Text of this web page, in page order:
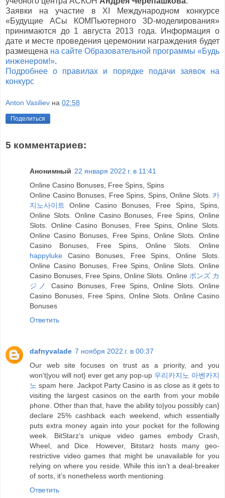
Заявки на участие в XI Международном конкурсе
«Будущие АСы КОМПьютерного 3D-моделирования»
принимаются до 1 августа 2013 года. Информация о
дате и месте проведения церемонии награждения будет
размещена на сайте Образовательной программы «Будь
инженером!».
Подробнее о правилах и порядке подачи заявок на
конкурс
Anton Vasiliev на 02:58
Поделиться
5 комментариев:
Анонимный 22 января 2022 г. в 11:41
Online Casino Bonuses, Free Spins, Spins
Online Casino Bonuses, Free Spins, Spins, Online Slots. 카
지노사이트 Online Casino Bonuses, Free Spins, Spins,
Online Slots. Online Casino Bonuses, Free Spins, Online
Slots. Online Casino Bonuses, Free Spins, Online Slots.
Online Casino Bonuses, Free Spins, Online Slots. Online
Casino Bonuses, Free Spins, Online Slots. Online
happyluke Casino Bonuses, Free Spins, Online Slots.
Online Casino Bonuses, Free Spins, Online Slots. Online
Casino Bonuses, Free Spins, Online Slots. Online ボンズ カ
ジノ
Casino Bonuses, Free Spins, Online Slots. Online
Casino Bonuses, Free Spins, Online Slots. Online Casino
Bonuses
Ответить
dafnyvalade 7 ноября 2022 г. в 00:37
Our web site focuses on trust as a priority, and you
won't|you will not} ever get any pop-up 우리카지노 아벤카지
노 spam here. Jackpot Party Casino is as close as it gets to
visiting the largest casinos on the earth from your mobile
phone. Other than that, have the ability to|you possibly can}
declare 25% cashback each weekend, which essentially
puts extra money again into your pocket for the following
week. BitStarz’s unique video games embody Crash,
Wheel, and Dice. However, Bitstarz hosts many geo-
restrictive video games that might be unavailable for you
relying on where you reside. While this isn’t a deal-breaker
of sorts, it’s nonetheless worth mentioning.
Ответить